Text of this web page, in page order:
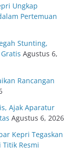
Ungkap
Pertemuan
Stunting,
Agustus 6,
Rancangan
Ajak Aparatur
Agustus 6, 2026
Kepri Tegaskan
Resmi